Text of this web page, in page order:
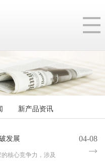
新产品资讯
发展
核心竞争力，涉及
04-08